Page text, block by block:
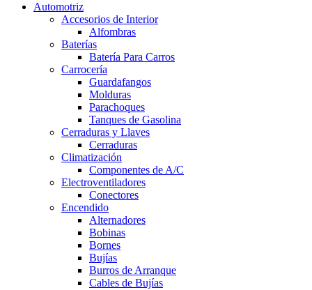
Automotriz
Accesorios de Interior
Alfombras
Baterías
Batería Para Carros
Carrocería
Guardafangos
Molduras
Parachoques
Tanques de Gasolina
Cerraduras y Llaves
Cerraduras
Climatización
Componentes de A/C
Electroventiladores
Conectores
Encendido
Alternadores
Bobinas
Bornes
Bujías
Burros de Arranque
Cables de Bujías